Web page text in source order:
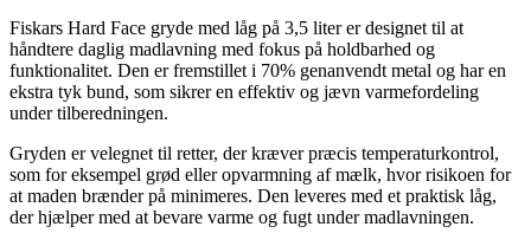
Fiskars Hard Face gryde med låg på 3,5 liter er designet til at
håndtere daglig madlavning med fokus på holdbarhed og
funktionalitet. Den er fremstillet i 70% genanvendt metal og har en
ekstra tyk bund, som sikrer en effektiv og jævn varmefordeling
under tilberedningen.
Gryden er velegnet til retter, der kræver præcis temperaturkontrol,
som for eksempel grød eller opvarmning af mælk, hvor risikoen for
at maden brænder på minimeres. Den leveres med et praktisk låg,
der hjælper med at bevare varme og fugt under madlavningen.